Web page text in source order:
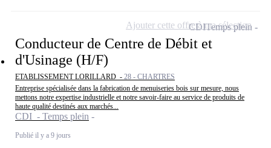
Conducteur de Centre de Débit et
d'Usinage (H/F)
ETABLISSEMENT LORILLARD - 28 - CHARTRES
Entreprise spécialisée dans la fabrication de menuiseries bois sur mesure, nous
mettons notre expertise industrielle et notre savoir-faire au service de produits de
haute qualité destinés aux marchés...
CDI - Temps plein
Publié il y a 9 jours
CDITemps plein
Ajouter cette offre à ma sélection